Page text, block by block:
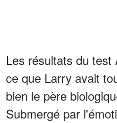
Les résultats du
ce que Larry avait
bien le père
Submergé par